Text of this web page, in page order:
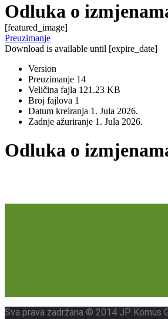
Odluka o
[featured_image]
Preuzimanje
Download is available until [expire_date]
Version
Preuzimanje 14
Veličina fajla 121.23 KB
Broj fajlova 1
Datum kreiranja 1. Jula 2026.
Zadnje ažuriranje 1. Jula 2026.
Odluka o
Sva prava zadržana © 2014 JP Komus